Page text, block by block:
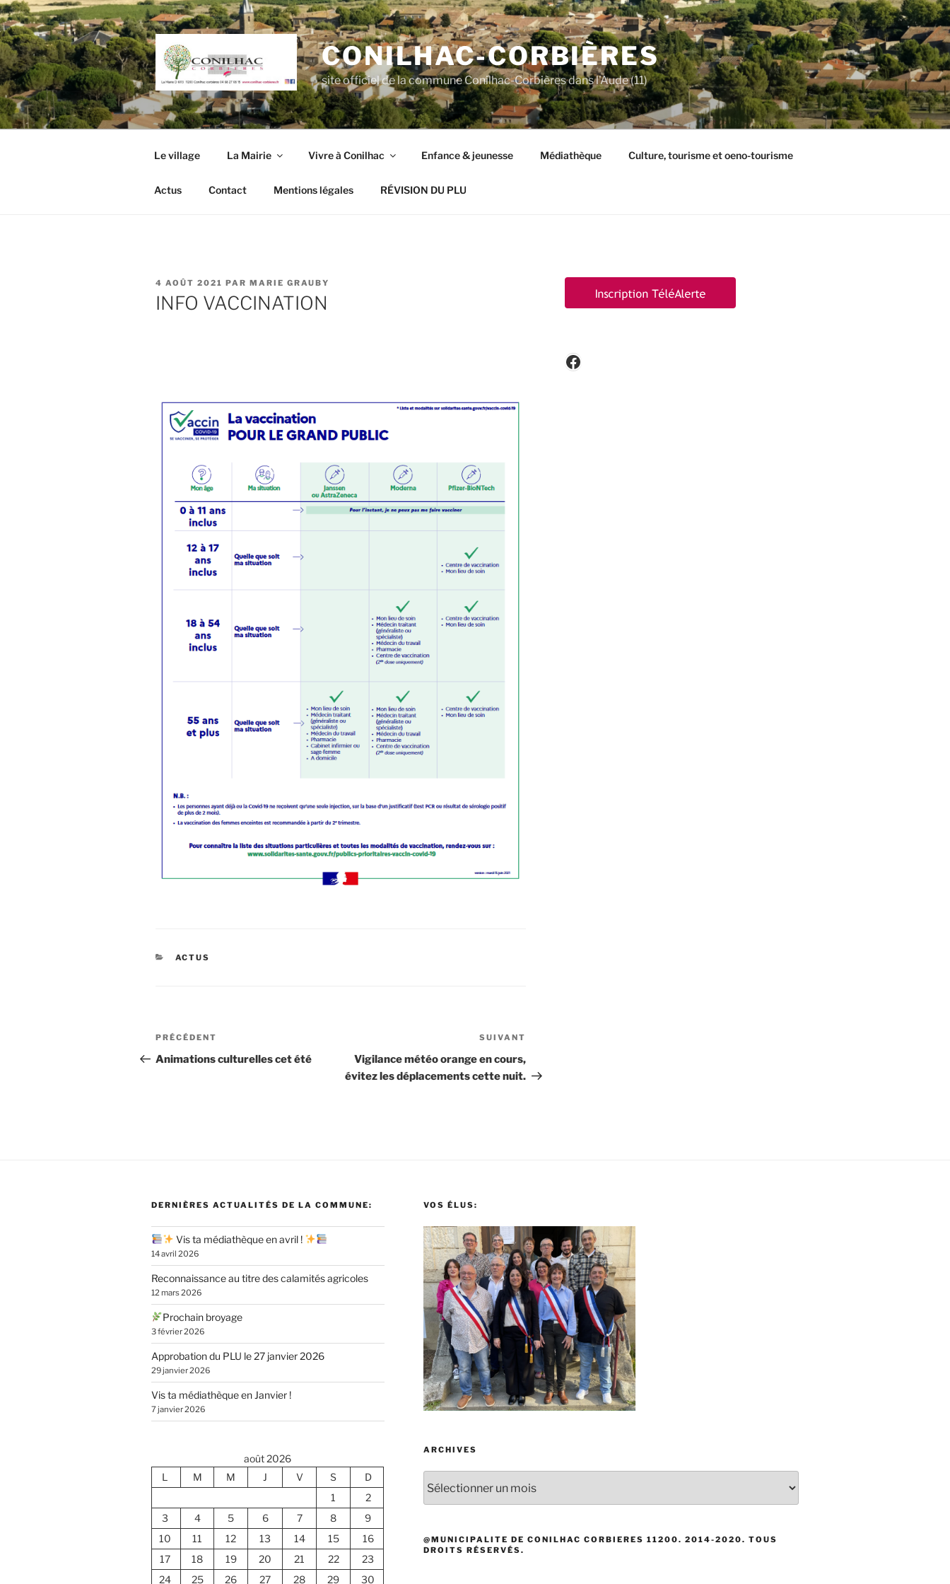
Aller
au
contenu
principal
CONILHAC-CORBIÈRES
site officiel de la commune Conilhac-Corbières dans l'Aude (11)
Le village La Mairie Vivre à Conilhac Enfance & jeunesse Médiathèque Culture, tourisme et oeno-tourisme
Actus Contact Mentions légales RÉVISION DU PLU
PUBLIÉ
LE
4 AOÛT 2021 PAR MARIE GRAUBY
INFO VACCINATION
CATÉGORIES
ACTUS
Navigation
de
Article
précédent
PRÉCÉDENT
Animations culturelles cet été
SUIVANT
Vigilance météo orange en cours,
évitez les déplacements cette nuit.
Facebook
DERNIÈRES ACTUALITÉS DE LA COMMUNE:
Vis ta médiathèque en avril !
14 avril 2026
Reconnaissance au titre des calamités agricoles
12 mars 2026
Prochain broyage
3 février 2026
Approbation du PLU le 27 janvier 2026
29 janvier 2026
Vis ta médiathèque en Janvier !
7 janvier 2026
août 2026
L
M M J V S
D
1
2
3
4 5 6 7 8
9
10
11 12 13 14 15
16
17
18 19 20 21 22
23
24
25 26 27 28 29
30
VOS ÉLUS:
ARCHIVES
@MUNICIPALITE DE CONILHAC CORBIERES 11200. 2014-2020. TOUS
DROITS RÉSERVÉS.